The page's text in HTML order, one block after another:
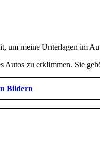
um meine Unterlagen im
Autos zu erklimmen. Sie
Bildern